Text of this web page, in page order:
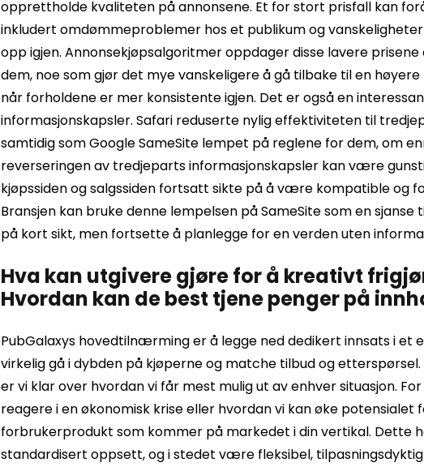
opprettholde kvaliteten på annonsene. Et for stort prisfall kan
inkludert omdømmeproblemer hos et publikum og
opp igjen. Annonsekjøpsalgoritmer oppdager disse lavere
dem, noe som gjør det mye vanskeligere å gå tilbake til en
når forholdene er mer konsistente igjen. Det er også en
informasjonskapsler. Safari reduserte nylig effektiviteten til
samtidig som Google SameSite lempet på reglene for dem, om
reverseringen av tredjeparts informasjonskapsler kan være
kjøpssiden og salgssiden fortsatt sikte på å være kompatible og
Bransjen kan bruke denne lempelsen på SameSite som en
på kort sikt, men fortsette å planlegge for en verden uten
Hva kan utgivere gjøre for å kreativt
Hvordan kan de best tjene penger på
PubGalaxys hovedtilnærming er å legge ned dedikert innsats i et
virkelig gå i dybden på kjøperne og matche tilbud og
er vi klar over hvordan vi får mest mulig ut av enhver situasjon.
reagere i en økonomisk krise eller hvordan vi kan øke
forbrukerprodukt som kommer på markedet i din vertikal. Dette
standardisert oppsett, og i stedet være fleksibel,